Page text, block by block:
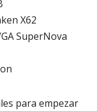
X62
SuperNova
para empezar